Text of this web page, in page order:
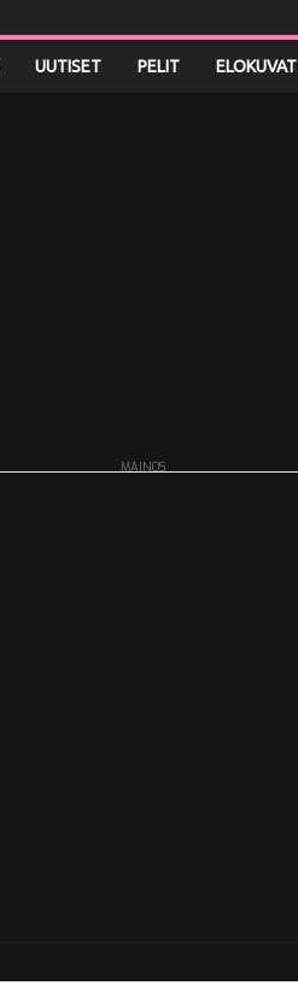
UUTISET PELIT ELOKUVAT
MAINOS